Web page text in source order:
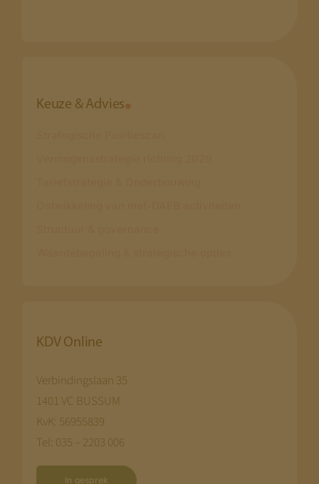
Keuze & Advies
KDV Online
Verbindingslaan 35
1401 VC BUSSUM
KvK: 56955839
Tel: 035 – 2203 006
In gesprek